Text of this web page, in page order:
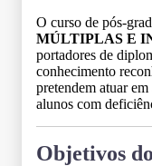
O curso de pós-
MÚLTIPLAS E
portadores de
conhecimento
pretendem atuar
alunos com
Objetivos